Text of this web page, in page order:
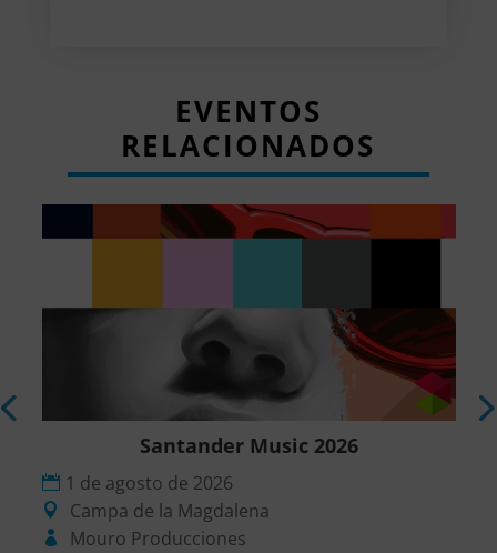
EVENTOS
RELACIONADOS
Santander Music 2026
1 de agosto de 2026
Campa de la Magdalena
Mouro Producciones